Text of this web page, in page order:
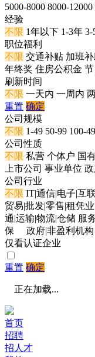
5000-8000 8000-12000
经验
不限 1年以下 1-3年 3-
职位福利
不限 交通补贴 加班
年终奖 住房公积金 节
刷新时间
不限 一天内 一周内
重置 确定
公司规模
不限 1-49 50-99 100-
公司性质
不限 私营 个体户 国
上市公司 事业单位
公司行业
不限 IT|通信|电子|互
贸易|批发|零售|租凭业
通|运输|物流|仓储 服
保
政府|非盈利机构
仅看认证企业
重置 确定
正在加载...
首页
招聘
招人才